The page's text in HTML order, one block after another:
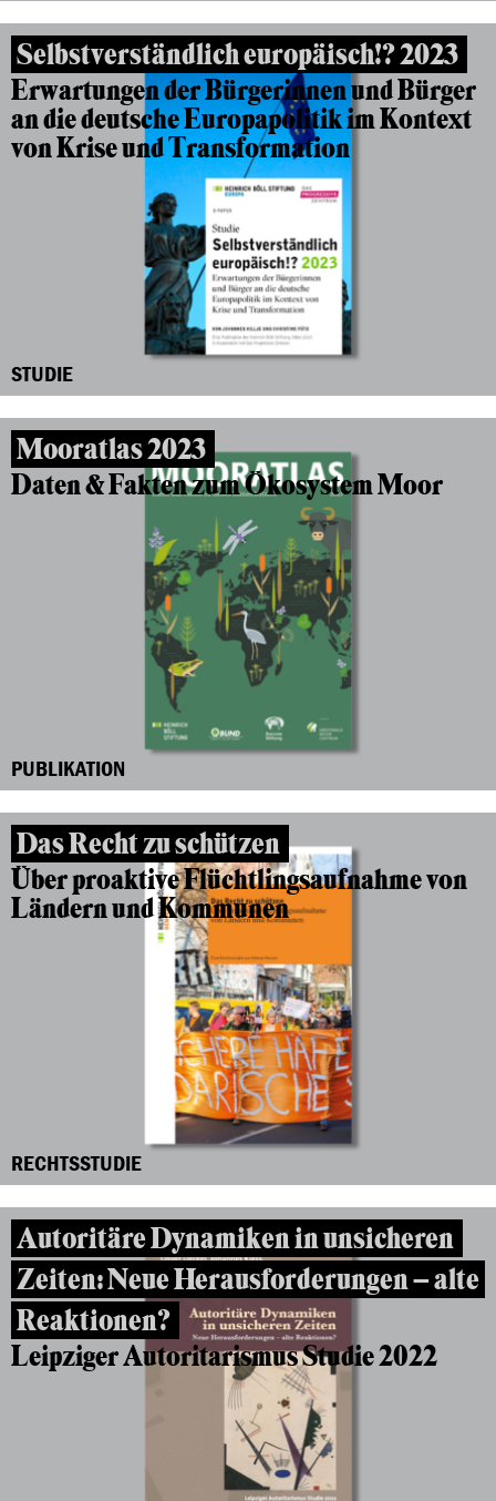
Selbstverständlich europäisch!? 2023
Erwartungen der Bürgerinnen und Bürger
an die deutsche Europapolitik im Kontext
von Krise und Transformation
STUDIE
Mooratlas 2023
Daten & Fakten zum Ökosystem Moor
PUBLIKATION
Das Recht zu schützen
Über proaktive Flüchtlingsaufnahme von
Ländern und Kommunen
RECHTSSTUDIE
Autoritäre Dynamiken in unsicheren
Zeiten: Neue Herausforderungen – alte
Reaktionen?
Leipziger Autoritarismus Studie 2022